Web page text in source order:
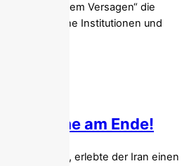
„menschlichem Versagen“ die
schwache Institutionen und
Regime am Ende!
2025, erlebte der Iran einen